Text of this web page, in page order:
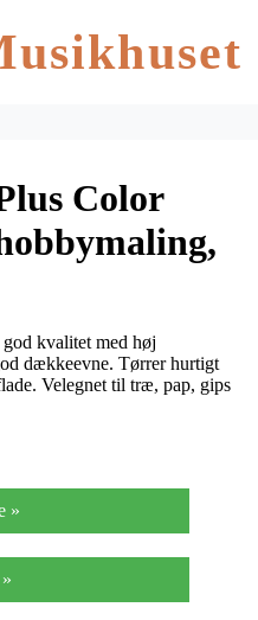
Color
kvalitet med høj
dækkeevne. Tørrer hurtigt
Velegnet til træ, pap, gips
»